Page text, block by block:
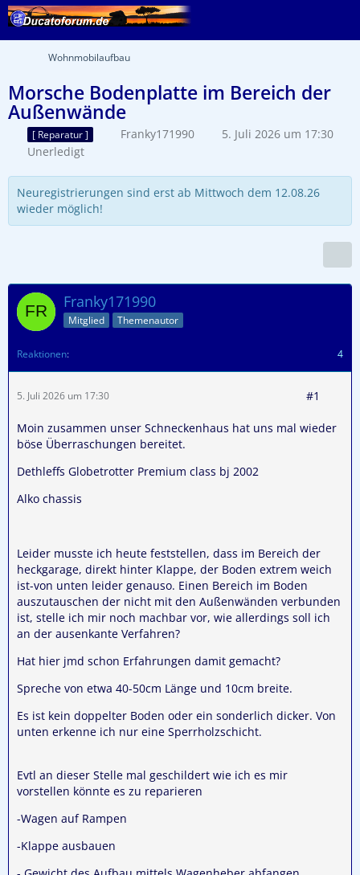
Wohnmobilaufbau
Morsche Bodenplatte im Bereich der
Außenwände
[ Reparatur ] Franky171990
5. Juli 2026 um 17:30
Unerledigt
Neuregistrierungen sind erst ab Mittwoch dem 12.08.26
wieder möglich!
Franky171990
Mitglied Themenautor
Reaktionen 4
5. Juli 2026 um 17:30 #1
Moin zusammen unser Schneckenhaus hat uns mal wieder
böse Überraschungen bereitet.
Dethleffs Globetrotter Premium class bj 2002
Alko chassis
Leider musste ich heute feststellen, dass im Bereich der
heckgarage, direkt hinter Klappe, der Boden extrem weich
ist-von unten leider genauso. Einen Bereich im Boden
auszutauschen der nicht mit den Außenwänden verbunden
ist, stelle ich mir noch machbar vor, wie allerdings soll ich
an der ausenkante Verfahren?
Hat hier jmd schon Erfahrungen damit gemacht?
Spreche von etwa 40-50cm Länge und 10cm breite.
Es ist kein doppelter Boden oder ein sonderlich dicker. Von
unten erkenne ich nur eine Sperrholzschicht.
Evtl an dieser Stelle mal geschildert wie ich es mir
vorstellen könnte es zu reparieren
-Wagen auf Rampen
-Klappe ausbauen